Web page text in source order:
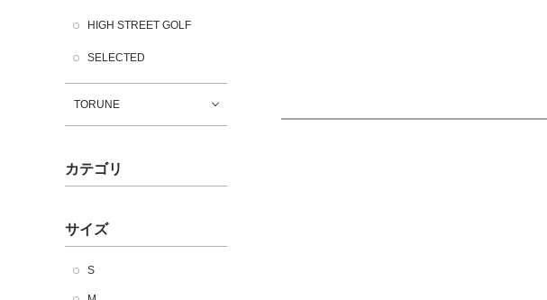
HIGH STREET GOLF
SELECTED
TORUNE
カテゴリ
サイズ
S